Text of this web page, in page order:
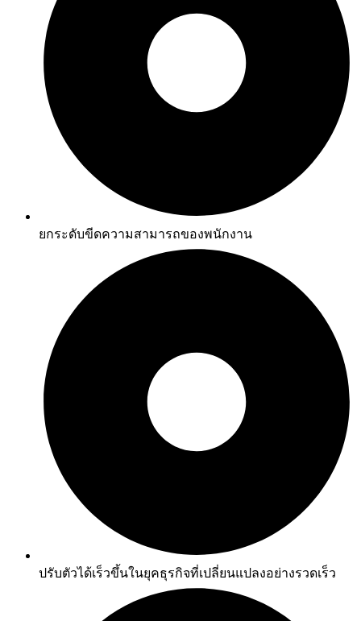
ยกระดับขีดความสามารถของพนักงาน
ปรับตัวได้เร็วขึ้นในยุคธุรกิจที่เปลี่ยนแปลงอย่างรวดเร็ว